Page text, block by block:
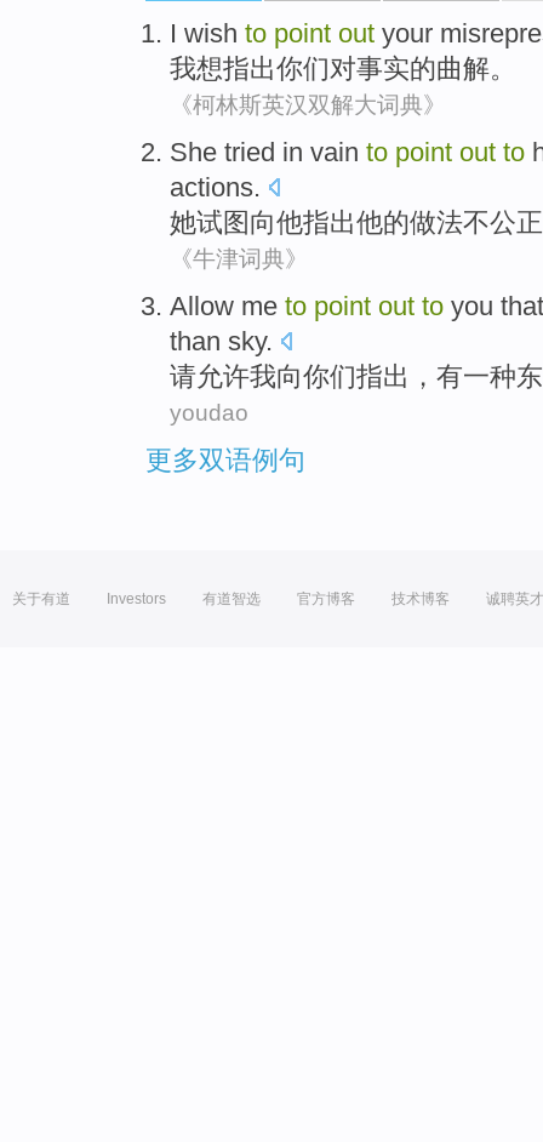
I wish to point out your
我想指出你们对事实的曲解。
《柯林斯英汉双解大词典》
She tried in vain to point out to
actions.
她试图向他指出他的做法不公正
《牛津词典》
Allow me to point out to you
than sky.
请允许我向你们指出，有一种
youdao
更多双语例句
关于有道 Investors 有道智选 官方博客 技术博客 诚聘英才